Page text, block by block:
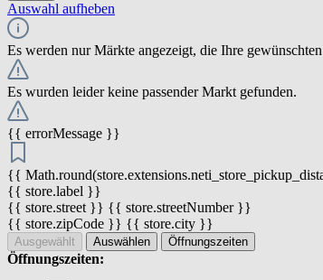
Auswahl aufheben
Es werden nur Märkte angezeigt, die Ihre
Es wurden leider keine passender Markt gefunden.
{{ errorMessage }}
{{
{{ store.label }}
{{ store.street }} {{ store.streetNumber }}
{{ store.zipCode }} {{ store.city }}
Ausgewählt Auswählen Öffnungszeiten
Öffnungszeiten: